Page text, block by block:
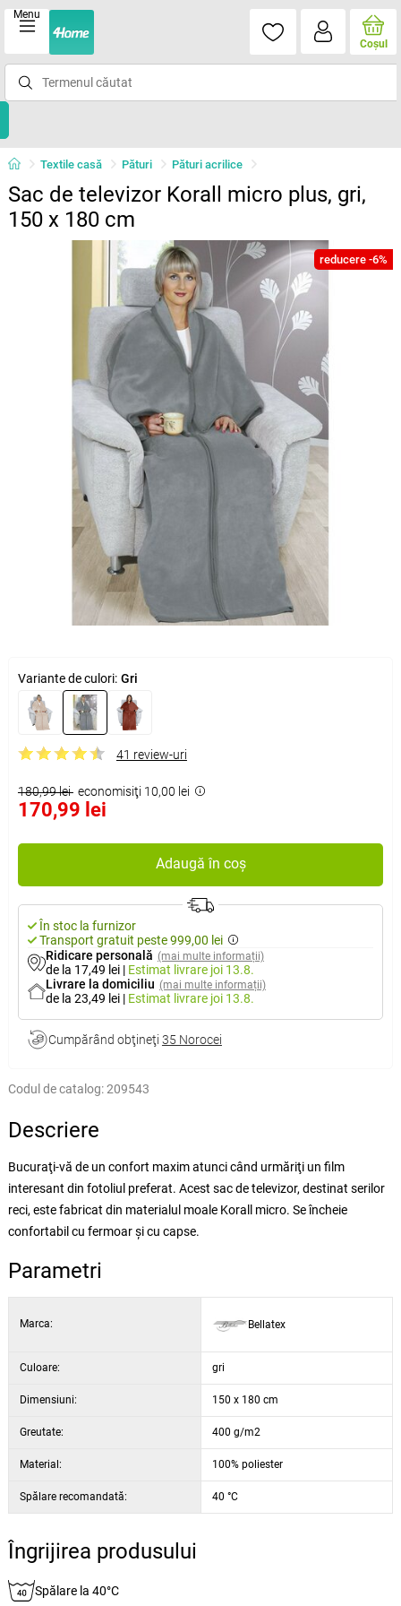
Menu
Coşul
Textile casă Pături Pături acrilice
Sac de televizor Korall micro plus, gri,
150 x 180 cm
reducere -6%
Variante de culori: Gri
41 review-uri
180,99 lei economisiţi 10,00 lei
170,99 lei
Adaugă în coș
În stoc la furnizor
Transport gratuit peste 999,00 lei
Ridicare personală (mai multe informații)
de la 17,49 lei | Estimat livrare joi 13.8.
Livrare la domiciliu (mai multe informații)
de la 23,49 lei | Estimat livrare joi 13.8.
Cumpărând obţineţi 35 Norocei
Codul de catalog:209543
Descriere
Bucuraţi-vă de un confort maxim atunci când urmăriţi un film
interesant din fotoliul preferat. Acest sac de televizor, destinat serilor
reci, este fabricat din materialul moale Korall micro. Se încheie
confortabil cu fermoar şi cu capse.
Parametri
Marca: Bellatex
Culoare: gri
Dimensiuni: 150 x 180 cm
Greutate: 400 g/m2
Material: 100% poliester
Spălare recomandată: 40 °C
Îngrijirea produsului
Spălare la 40°C